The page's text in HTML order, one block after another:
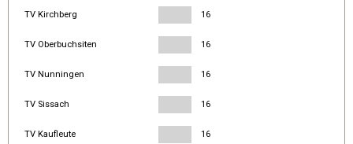
TV Kirchberg 16
TV Oberbuchsiten 16
TV Nunningen 16
TV Sissach 16
TV Kaufleute 16